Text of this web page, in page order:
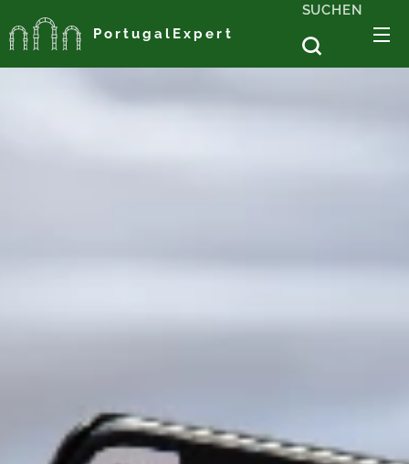
PortugalExpert
SUCHEN